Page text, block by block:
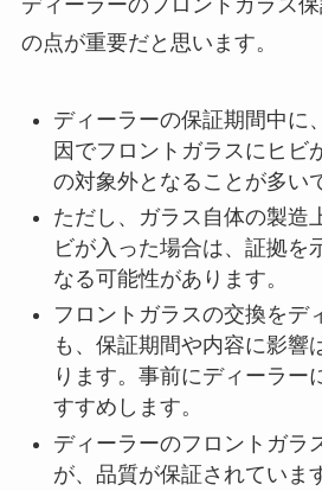
の点が重要だと思います。
ディーラーの保証期間中に
因でフロントガラスにヒビ
の対象外となることが多い
ただし、ガラス自体の製造
ビが入った場合は、証拠を
なる可能性があります。
フロントガラスの交換をデ
も、保証期間や内容に影響
ります。事前にディーラー
すすめします。
ディーラーのフロントガラ
が、品質が保証されていま